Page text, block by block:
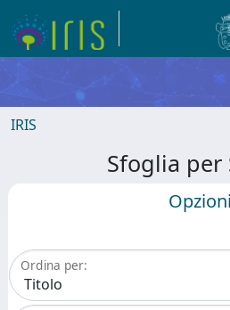
IRIS
Sfoglia per
Opzioni
Ordina per: